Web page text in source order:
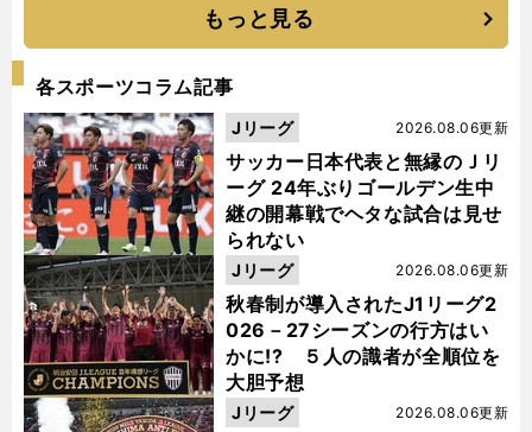
もっと見る
各スポーツコラム記事
サッカー日本代表と無縁のＪリ
ーグ 24年ぶりゴールデン生中
継の開幕戦でヘタな試合は見せ
られない
2026.08.06更新
Jリーグ
秋春制が導入されたJ1リーグ2
026－27シーズンの行方はい
かに!? ５人の識者が全順位を
大胆予想
2026.08.06更新
Jリーグ
2026.08.06更新
Jリーグ